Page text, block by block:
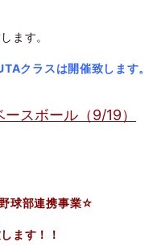
ます。
クラスは開催致します。
スボール（9/19）
球部連携事業☆
ます！！